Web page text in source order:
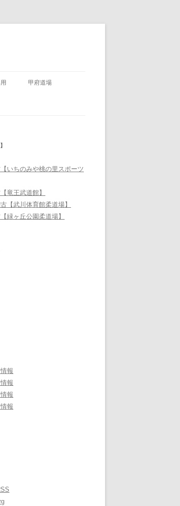
甲府道場
いちのみや桃の里スポーツ
竜王武道館】
【武川体育館柔道場】
緑ヶ丘公園柔道場】
報
報
報
報